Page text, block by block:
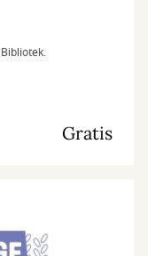
Gratis